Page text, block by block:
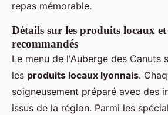
repas mémorable.
Détails sur les produits locaux et
recommandés
Le menu de l'Auberge des Canuts
les produits locaux lyonnais.
soigneusement préparé avec des
issus de la région. Parmi les